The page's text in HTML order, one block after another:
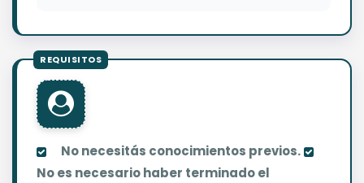
No necesitás conocimientos previos.
No es necesario haber terminado el